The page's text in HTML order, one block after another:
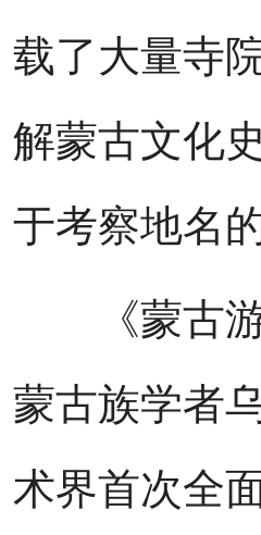
载了大量寺
解蒙古文化
于考察地名
《蒙古游
蒙古族学者
术界首次全